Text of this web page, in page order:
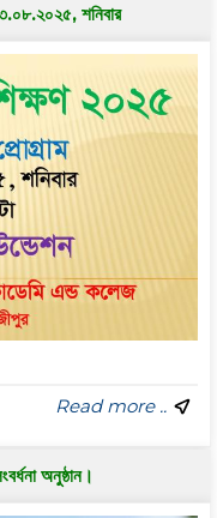
শনিবার
Read more ..
অনুষ্ঠান।